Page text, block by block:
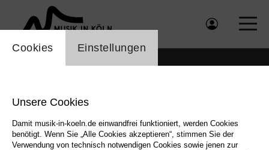
Einstellung Cookienbanner
Cookies Einstellungen
Unsere Cookies
Damit musik-in-koeln.de einwandfrei funktioniert, werden Cookies
benötigt. Wenn Sie „Alle Cookies akzeptieren“, stimmen Sie der
Verwendung von technisch notwendigen Cookies sowie jenen zur